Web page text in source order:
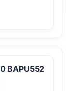
BAPU552